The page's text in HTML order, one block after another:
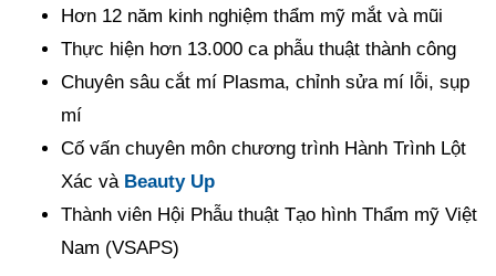
Hơn 12 năm kinh nghiệm thẩm mỹ mắt và mũi
Thực hiện hơn 13.000 ca phẫu thuật thành công
Chuyên sâu cắt mí Plasma, chỉnh sửa mí lỗi, sụp
mí
Cố vấn chuyên môn chương trình Hành Trình Lột
Xác và Beauty Up
Thành viên Hội Phẫu thuật Tạo hình Thẩm mỹ Việt
Nam (VSAPS)